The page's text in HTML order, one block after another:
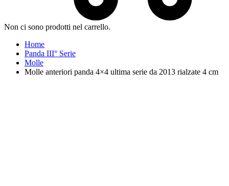
Non ci sono prodotti nel carrello.
Home
Panda III° Serie
Molle
Molle anteriori panda 4×4 ultima serie da 2013 rialzate 4 cm